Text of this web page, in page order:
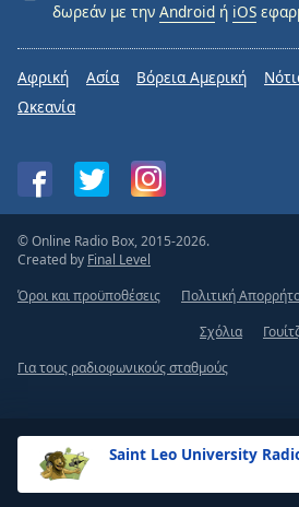
Saint Leo University
δωρεάν με την Android ή iOS
Αφρική Ασία Βόρεια Αμερική
Ωκεανία
© Online Radio Box, 2015-2026.
Created by Final Level
Όροι και προϋποθέσεις
Πολιτική
Σχόλια
Για τους ραδιοφωνικούς σταθμούς